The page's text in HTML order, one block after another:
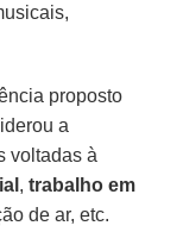
proposto
a
voltadas à
,trabalho em
de ar, etc.